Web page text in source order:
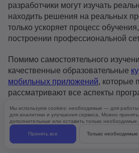
разработчики могут изучать
находить решения на реальных
только ускоряет процесс
построении профессиональной
Помимо самостоятельного
качественные образовательные
мобильных приложений, которые
рассматривают все аспекты
рекомендованных курсов,
подготовиться к профессии,
знания и методики.
Мы используем cookies: необходимые — для
для аналитики и улучшения сервиса. Можно
дополнительные или оставить только необходимые.
Принять все Только необходимые